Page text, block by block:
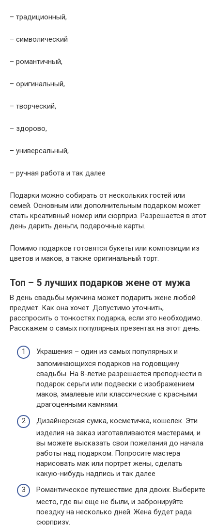
– традиционный,
– символический
– романтичный,
– оригинальный,
– творческий,
– здорово,
– универсальный,
– ручная работа и так далее
Подарки можно собирать от нескольких гостей или
семей. Основным или дополнительным подарком может
стать креативный номер или сюрприз. Разрешается в этот
день дарить деньги, подарочные карты.
Помимо подарков готовятся букеты или композиции из
цветов и маков, а также оригинальный торт.
Топ – 5 лучших подарков жене от мужа
В день свадьбы мужчина может подарить жене любой
предмет. Как она хочет. Допустимо уточнить,
расспросить о тонкостях подарка, если это необходимо.
Расскажем о самых популярных презентах на этот день:
Украшения – один из самых популярных и
запоминающихся подарков на годовщину
свадьбы. На 8-летие разрешается преподнести в
подарок серьги или подвески с изображением
маков, эмалевые или классические с красными
драгоценными камнями.
Дизайнерская сумка, косметичка, кошелек. Эти
изделия на заказ изготавливаются мастерами, и
вы можете высказать свои пожелания до начала
работы над подарком. Попросите мастера
нарисовать мак или портрет жены, сделать
какую-нибудь надпись и так далее
Романтическое путешествие для двоих. Выберите
место, где вы еще не были, и забронируйте
поездку на несколько дней. Жена будет рада
сюрпризу.